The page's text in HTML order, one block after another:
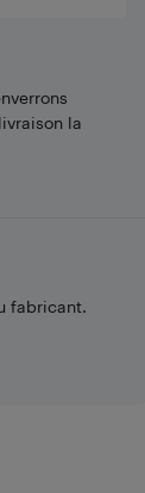
la
fabricant.